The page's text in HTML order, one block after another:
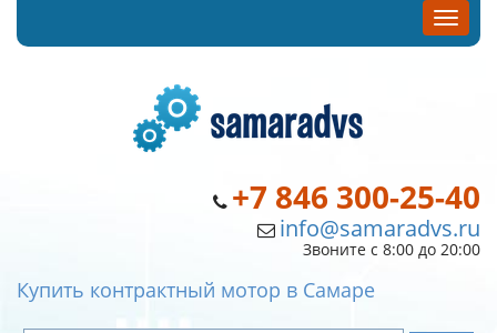
+7 846 300-25-40
info@samaradvs.ru
Звоните с 8:00 до 20:00
Купить контрактный мотор в Самаре